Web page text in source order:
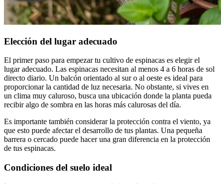
Elección del lugar adecuado
El primer paso para empezar tu cultivo de espinacas es elegir el
lugar adecuado. Las espinacas necesitan al menos 4 a 6 horas de sol
directo diario. Un balcón orientado al sur o al oeste es ideal para
proporcionar la cantidad de luz necesaria. No obstante, si vives en
un clima muy caluroso, busca una ubicación donde la planta pueda
recibir algo de sombra en las horas más calurosas del día.
Es importante también considerar la protección contra el viento, ya
que esto puede afectar el desarrollo de tus plantas. Una pequeña
barrera o cercado puede hacer una gran diferencia en la protección
de tus espinacas.
Condiciones del suelo ideal